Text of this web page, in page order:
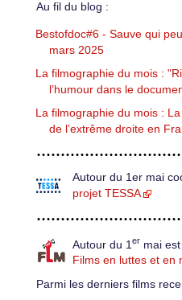
Au fil du blog :
Bestofdoc#6 - Sauve qui
mars 2025
La filmographie du mois :
l’humour dans le
La filmographie du mois :
de l’extrême droite en
Autour du 1er mai
projet TESSA
Autour du 1 er mai
Films en luttes et en
Parmi les derniers films